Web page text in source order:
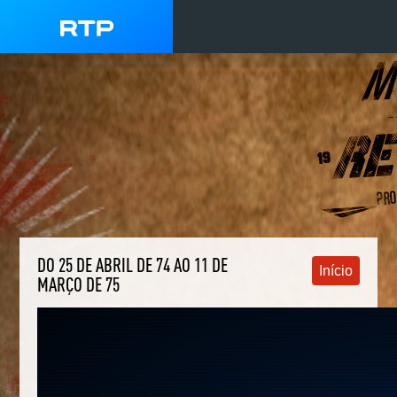
DO 25 DE ABRIL DE 74 AO 11 DE
MARÇO DE 75
Início